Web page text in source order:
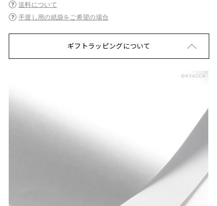
送料について
手渡し用の紙袋をご希望の場合
ギフトラッピングについて